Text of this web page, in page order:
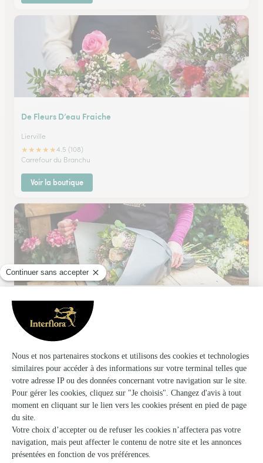
De Fleurs D’eau Fraiche
Lierville
★★★★★4.5 (108)
Carrefour du Branchu
Voir la boutique
Peonia
Crevecoeur le Grand
★★★
4.8 (97)
Voir la boutique